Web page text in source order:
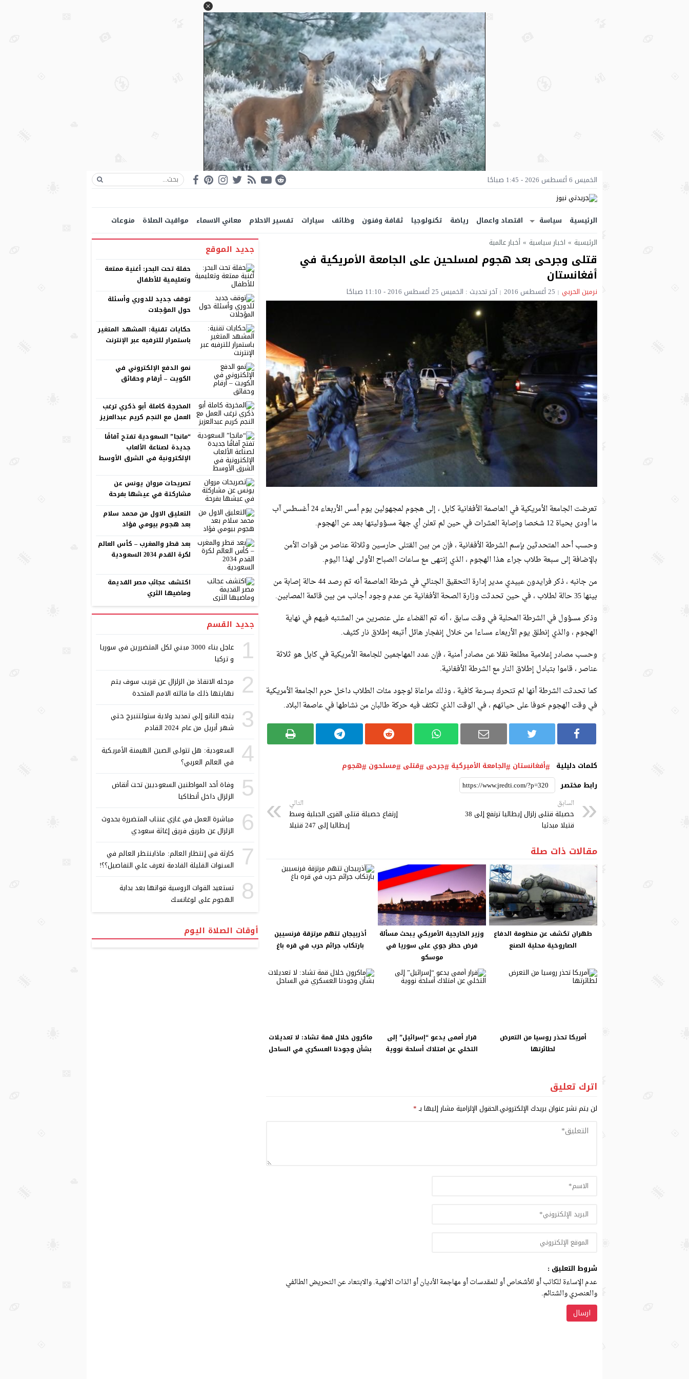
الخميس 6 أغسطس 2026 - 1:45 صباحًا
الرئيسية سياسة اقتصاد واعمال رياضة تكنولوجيا ثقافة وفنون وظائف سيارات تفسير الاحلام معاني الاسماء مواقيت الصلاة
منوعات
الرئيسية » اخبار سياسية » أخبار عالمية
قتلى وجرحى بعد هجوم لمسلحين على الجامعة الأمريكية في
أفغانستان
نرمين الحربي 25 أغسطس 2016 آخر تحديث : الخميس 25 أغسطس 2016 - 11:10 صباحًا
تعرضت الجامعة الأمريكية في العاصمة الأفغانية كابل ، إلى هجوم لمجهولين يوم أمس الأربعاء 24 أغسطس آب
ما أودى بحياة 12 شخصا وإصابة العشرات في حين لم تعلن أي جهة مسؤوليتها بعد عن الهجوم.
وحسب أحد المتحدثين بإسم الشرطة الأفغانية ، فإن من بين القتلى حارسين وثلاثة عناصر من قوات الأمن
بالإضافة إلى سبعة طلاب جراء هذا الهجوم ، الذي إنتهى مع ساعات الصباح الأولى لهذا اليوم.
من جانبه ، ذكر فرايدون عبيدي مدير إدارة التحقيق الجنائي في شرطة العاصمة أنه تم رصد 44 حالة إصابة من
بينها 35 حالة لطلاب ، في حين تحدثت وزارة الصحة الأفغانية عن عدم وجود أجانب من بين قائمة المصابين.
وذكر مسؤول في الشرطة المحلية في وقت سابق ، أنه تم القضاء على عنصرين من المشتبه فيهم في نهاية
الهجوم ، والذي إنطلق يوم الأربعاء مساءا من خلال إنفجار هائل أتبعه إطلاق نار كثيف.
وحسب مصادر إعلامية مطلعة نقلا عن مصادر أمنية ، فإن عدد المهاجمين للجامعة الأمريكية في كابل هو ثلاثة
عناصر ، قاموا بتبادل إطلاق النار مع الشرطة الأفغانية.
كما تحدثت الشرطة أنها لم تتحرك بسرعة كافية ، وذلك مراعاة لوجود مئات الطلاب داخل حرم الجامعة الأمريكية
في وقت الهجوم خوفا على حياتهم ، في الوقت الذي تكثف فيه حركة طالبان من نشاطها في عاصمة البلاد.
كلمات دليلية أفغانستان الجامعة الأميركية جرحى قتلى مسلحون هجوم
رابط مختصر
السابق
حصيلة قتلى زلزال إيطاليا ترتفع إلى 38
قتيلا مبدئيا
التالي
إرتفاع حصيلة قتلى القرى الجبلية وسط
إيطاليا إلى 247 قتيلا
مقالات ذات صلة
طهران تكشف عن منظومة الدفاع
الصاروخية محلية الصنع
وزير الخارجية الأمريكي يبحث مسألة
فرض حظر جوي على سوريا في
موسكو
أذربيجان تتهم مرتزقة فرنسيين
بارتكاب جرائم حرب في قره باغ
أمريكا تحذر روسيا من التعرض
لطائرتها
قرار أممى يدعو “إسرائيل” إلى
التخلي عن امتلاك أسلحة نووية
ماكرون خلال قمة تشاد: لا تعديلات
بشأن وجودنا العسكري في الساحل
اترك تعليق
لن يتم نشر عنوان بريدك الإلكتروني.الحقول الإلزامية مشار إليها بـ*
شروط التعليق :
عدم الإساءة للكاتب أو للأشخاص أو للمقدسات أو مهاجمة الأديان أو الذات الالهية. والابتعاد عن التحريض الطائفي
والعنصري والشتائم.
جديد الموقع
حفلة تحت البحر: أغنية ممتعة
وتعليمية للأطفال
توقف جديد للدوري وأسئلة
حول المؤجلات
حكايات تقنية: المشهد المتغير
باستمرار للترفيه عبر الإنترنت
نمو الدفع الإلكتروني في
الكويت – أرقام وحقائق
المخرجة كاملة أبو ذكري ترغب
العمل مع النجم كريم عبدالعزيز
“مانجا” السعودية تفتح آفاقًا
جديدة لصناعة الألعاب
الإلكترونية في الشرق الأوسط
تصريحات مروان يونس عن
مشاركتة في عيشها بفرحة
التعليق الاول من محمد سلام
بعد هجوم بيومي فؤاد
بعد قطر والمغرب – كأس العالم
لكرة القدم 2034 السعودية
اكتشف عجائب مصر القديمة
وماضيها الثري
جديد القسم
1
عاجل بناء 3000 مبني لكل المتضررين في سوريا
و تركيا
2
مرحله الانقاذ من الزلزال عن قريب سوف يتم
نهايتها ذلك ما قالته الامم المتحدة
3
يتجه الناتو إلي تمديد ولاية ستولتنبرج حتي
شهر أبريل من عام 2024 القادم
4
السعودية: هل تتولى الصين الهيمنة الأمريكية
في العالم العربي؟
5
وفاة أحد المواطنين السعوديين تحت أنقاض
الزلزال داخل أنطاكيا
6
مباشرة العمل في غازي عنتاب المتضررة بحدوث
الزلزال عن طريق فريق إغاثة سعودي
7
كارثة في إنتظار العالم: ماذاينتظر العالم في
السنوات القليلة القادمة تعرف علي التفاصيل؟؟!
8
تستعيد القوات الروسية قواتها بعد بداية
الهجوم على لوغانسك
أوقات الصلاة اليوم